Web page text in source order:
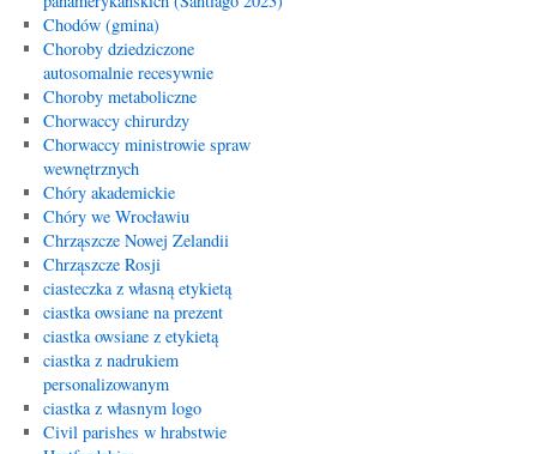
Chodów (gmina)
Choroby dziedziczone
autosomalnie recesywnie
Choroby metaboliczne
Chorwaccy chirurdzy
Chorwaccy ministrowie spraw
wewnętrznych
Chóry akademickie
Chóry we Wrocławiu
Chrząszcze Nowej Zelandii
Chrząszcze Rosji
ciasteczka z własną etykietą
ciastka owsiane na prezent
ciastka owsiane z etykietą
ciastka z nadrukiem
personalizowanym
ciastka z własnym logo
Civil parishes w hrabstwie